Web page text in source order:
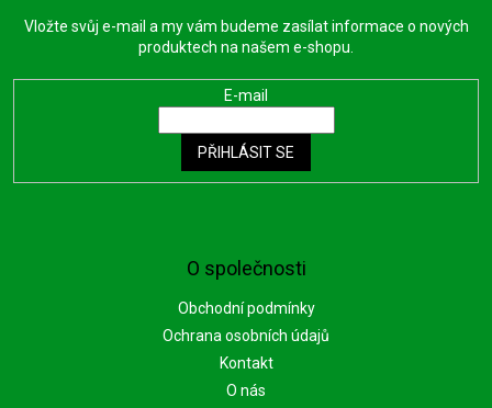
O společnosti
Obchodní podmínky
Ochrana osobních údajů
Kontakt
O nás
Vložte svůj e-mail a my vám budeme zasílat informace o nových
produktech na našem e-shopu.
E-mail
PŘIHLÁSIT SE